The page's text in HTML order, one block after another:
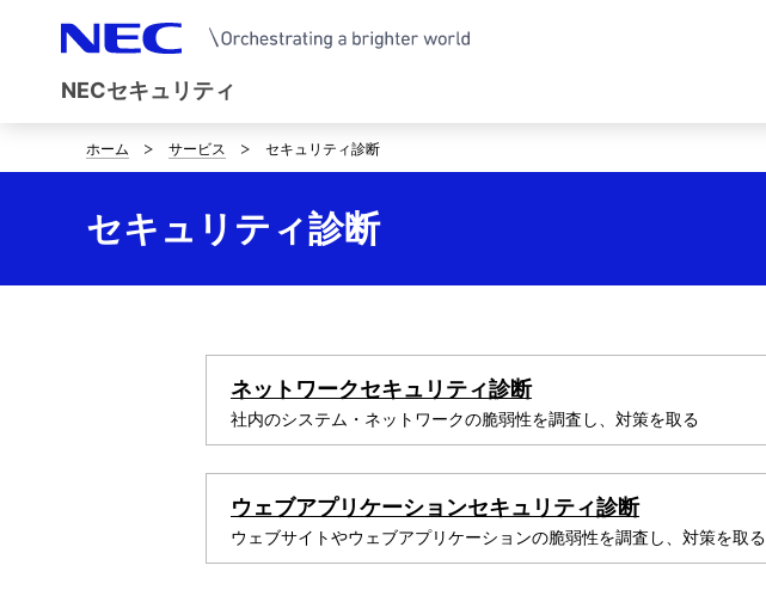
NECセキュリティ
B
r
e
ホーム サービス セキュリティ診断
セキュリティ診断
ネットワークセキュリティ診断
社内のシステム・ネットワークの脆弱性を調査し、対策を取る
ウェブアプリケーションセキュリティ診断
ウェブサイトやウェブアプリケーションの脆弱性を調査し、対策を取る